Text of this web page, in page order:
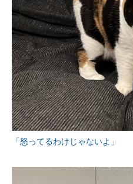
「怒ってるわけじゃないよ」